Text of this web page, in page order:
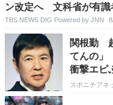
ン改定へ 文科省が有識
TBS NEWS DIG Powered by JNN
関根勤
てんの」
衝撃エピ
スポニチアネ